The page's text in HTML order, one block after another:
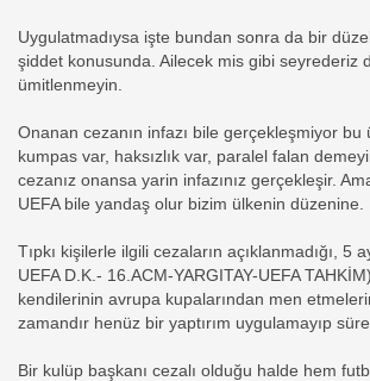
Uygulatmadıysa işte bundan sonra da bir
şiddet konusunda. Ailecek mis gibi seyrederiz
ümitlenmeyin.
Onanan cezanın infazı bile gerçekleşmiyor bu
kumpas var, haksızlık var, paralel falan
cezanız onansa yarin infazınız gerçekleşir.
UEFA bile yandaş olur bizim ülkenin düzenine.
Tıpkı kişilerle ilgili cezaların açıklanmadığı, 5
UEFA D.K.- 16.ACM-YARGITAY-UEFA
kendilerinin avrupa kupalarından men
zamandır henüz bir yaptırım uygulamayıp
Bir kulüp başkanı cezalı olduğu halde hem